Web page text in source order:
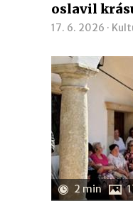
oslavil
17. 6. 2026 ·
2 min